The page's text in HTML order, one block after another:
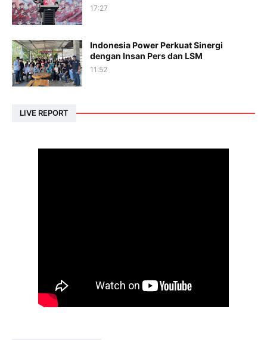
17:27
Indonesia Power Perkuat Sinergi
dengan Insan Pers dan LSM
11:52
LIVE REPORT